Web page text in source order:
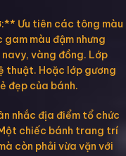
Ưu tiên các tông màu
màu đậm nhưng
vàng đồng. Lớp
thuật. Hoặc lớp gương
đẹp của bánh.
nhắc địa điểm tổ chức
chiếc bánh trang trí
còn phải vừa vặn với